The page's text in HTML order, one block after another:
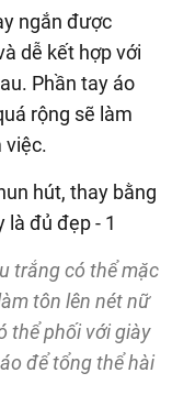
ngắn được
dễ kết hợp với
Phần tay áo
rộng sẽ làm
việc.
trắng có thể mặc
tôn lên nét nữ
thể phối với giày
để tổng thể hài